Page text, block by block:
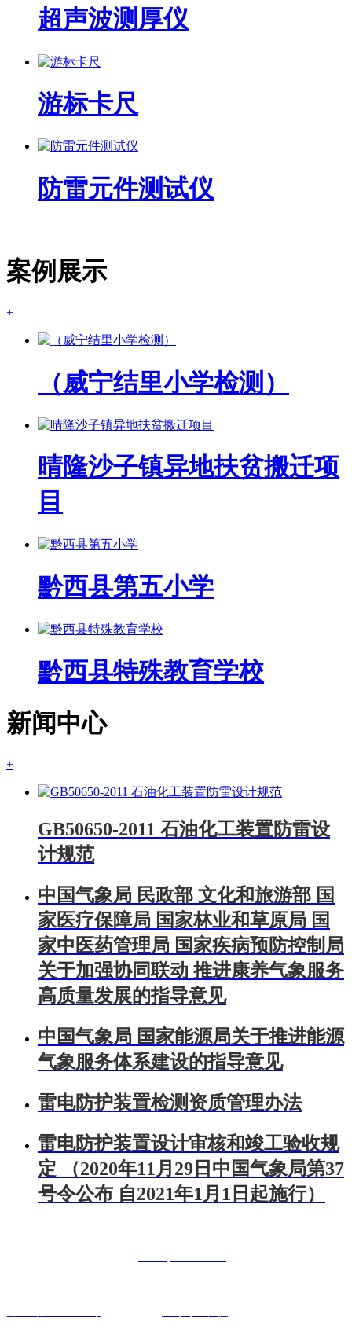
超声波测厚仪
游标卡尺
防雷元件测试仪
案例展示
+
（威宁结里小学检测）
晴隆沙子镇异地扶贫搬迁项
目
黔西县第五小学
黔西县特殊教育学校
新闻中心
+
GB50650-2011 石油化工装置防雷设
计规范
中国气象局 民政部 文化和旅游部 国
家医疗保障局 国家林业和草原局 国
家中医药管理局 国家疾病预防控制局
关于加强协同联动 推进康养气象服务
高质量发展的指导意见
中国气象局 国家能源局关于推进能源
气象服务体系建设的指导意见
雷电防护装置检测资质管理办法
雷电防护装置设计审核和竣工验收规
定 （2020年11月29日中国气象局第37
号令公布 自2021年1月1日起施行）